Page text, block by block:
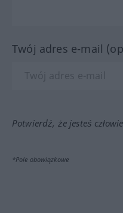
Twój adres e-mail
Potwierdź, że jesteś
*Pole obowiązkowe